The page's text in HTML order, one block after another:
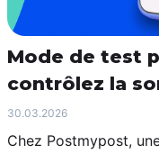
Mode de test
contrôlez la
30.03.2026
Chez Postmypost,